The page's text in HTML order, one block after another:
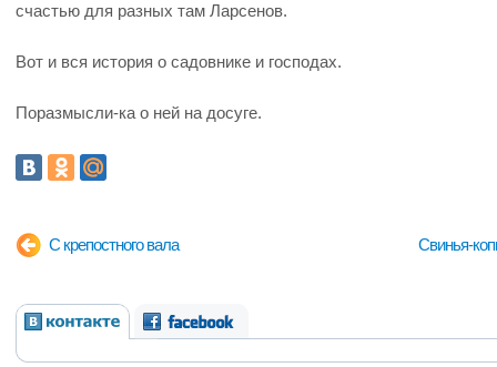
счастью для разных там Ларсенов.
Вот и вся история о садовнике и господах.
Поразмысли-ка о ней на досуге.
С крепостного вала Свинья-